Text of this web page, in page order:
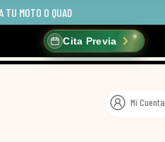
TU MOTO O QUAD
Cita Previa
Mi Cuenta